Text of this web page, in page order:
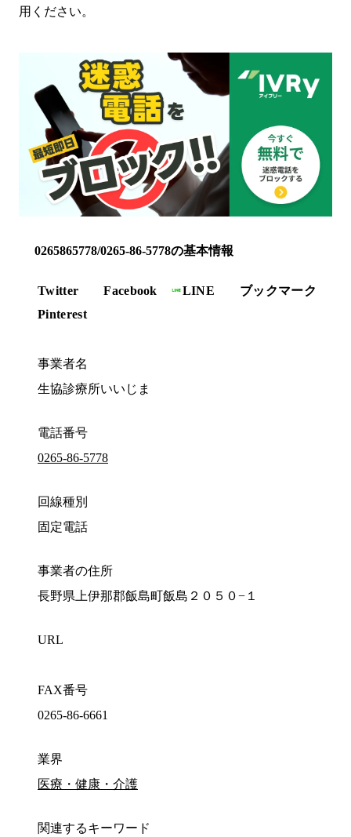
用ください。
0265865778/0265-86-5778の基本情報
Twitter Facebook LINE
ブックマーク
Pinterest
事業者名
生協診療所いいじま
電話番号
0265-86-5778
回線種別
固定電話
事業者の住所
長野県上伊那郡飯島町飯島２０５０−１
URL
FAX番号
0265-86-6661
業界
医療・健康・介護
関連するキーワード